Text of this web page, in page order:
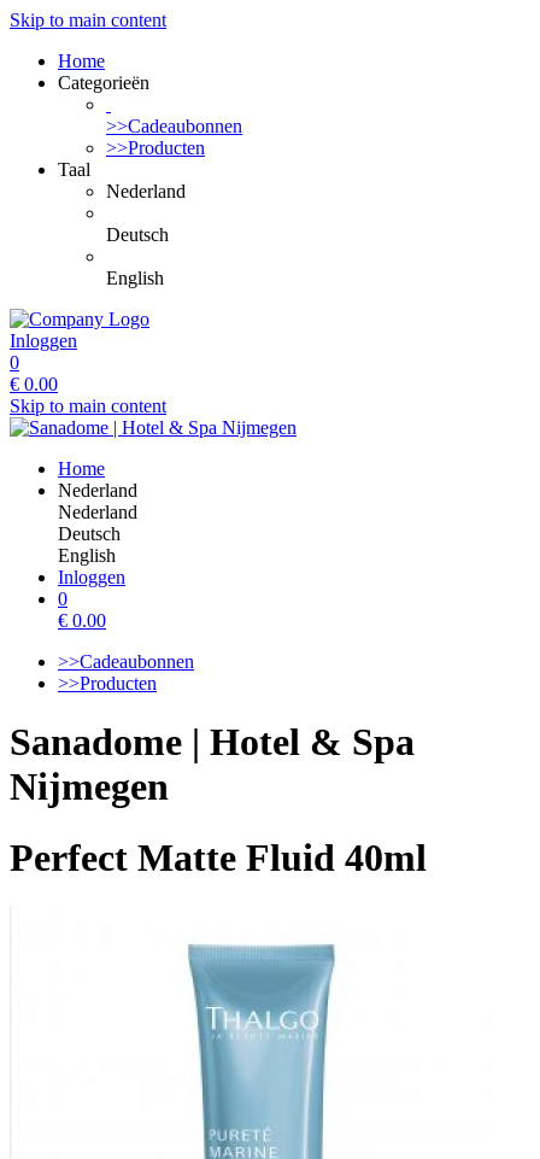
Skip to main content
Home
Categorieën
>>Cadeaubonnen
>>Producten
Taal
Nederland
Deutsch
English
Inloggen
0
€ 0.00
Skip to main content
Home
Nederland
Nederland
Deutsch
English
Inloggen
0
€ 0.00
>>Cadeaubonnen
>>Producten
Sanadome | Hotel & Spa
Nijmegen
Perfect Matte Fluid 40ml